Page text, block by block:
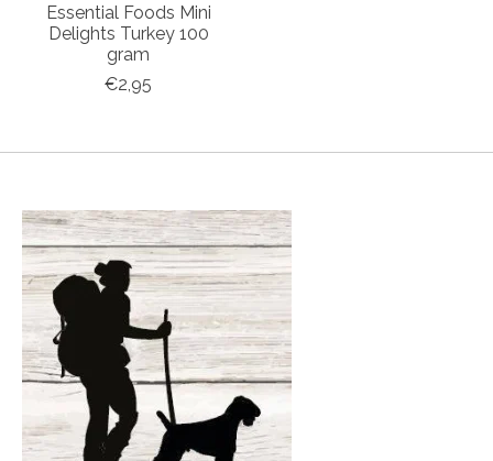
Essential Foods Mini
Delights Turkey 100
gram
€2,95